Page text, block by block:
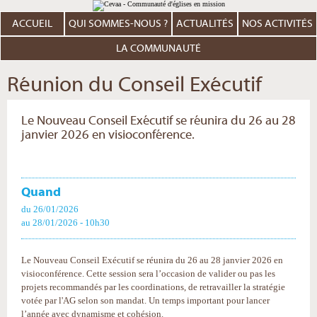
au
contenu.
Aller
personnels
ACCUEIL QUI SOMMES-NOUS ? ACTUALITÉS NOS ACTIVITÉS
LA COMMUNAUTÉ
Réunion du Conseil Exécutif
Le Nouveau Conseil Exécutif se réunira du 26 au 28
janvier 2026 en visioconférence.
Quand
du 26/01/2026
au 28/01/2026 - 10h30
Le Nouveau Conseil Exécutif se réunira du 26 au 28 janvier 2026 en
visioconférence. Cette session sera l’occasion de valider ou pas les
projets recommandés par les coordinations, de retravailler la stratégie
votée par l'AG selon son mandat. Un temps important pour lancer
l’année avec dynamisme et cohésion.